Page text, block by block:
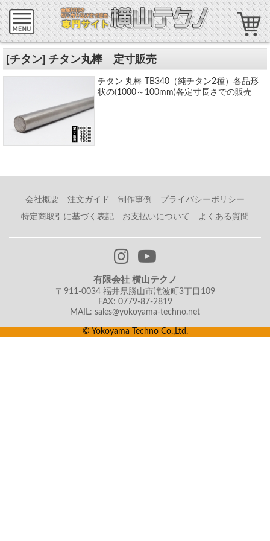
[チタン] チタン丸棒 定寸販売
チタン 丸棒 TB340（純チタン2種）各品形
状の(1000～100mm)各定寸長さでの販売
会社概要 注文ガイド 制作事例
プライバシーポリシー
特定商取引に基づく表記
お支払いについて よくある質問
有限会社 横山テクノ
〒911-0034 福井県勝山市滝波町3丁目109
FAX: 0779-87-2819
MAIL: sales@yokoyama-techno.net
© Yokoyama Techno Co.,Ltd.